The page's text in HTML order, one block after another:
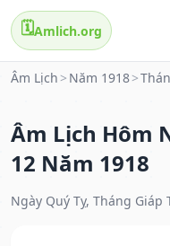
🗓️Amlich.org
Âm Lịch > Năm 1918>
Âm Lịch Hôm
12 Năm 1918
Ngày Quý Tỵ, Tháng Giáp